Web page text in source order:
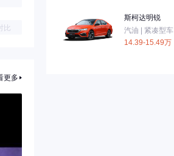
比
更多
斯柯达明锐
汽油 | 紧凑型车
14.39-15.49万